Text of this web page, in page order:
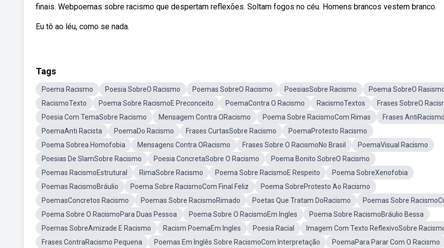
finais. Webpoemas sobre racismo que despertam reflexões. Soltam fogos no céu. Homens brancos vestem branco.
Eu tô ao léu, como se nada.
Tags
Poema Racismo Poesia SobreO Racismo Poemas SobreO Racismo PoesiasSobre Racismo
Poema SobreO
RacismoTexto
Poema Sobre RacismoE Preconceito PoemaContra O Racismo RacismoTextos
Frases SobreO
Poesia Com TemaSobre Racismo
Mensagem Contra ORacismo Poema Sobre RacismoCom Rimas
Frases AntiRacismo
PoemaAnti Racista
PoemaDo Racismo Frases CurtasSobre Racismo
PoemaProtesto Racismo
Poema Sobrea Homofobia
Mensagens Contra ORacismo Frases Sobre O RacismoNo Brasil
PoemaVisual Racismo
Poesias De SlamSobre Racismo
Poesia ConcretaSobre O Racismo
Poema Bonito SobreO Racismo
Poemas RacismoEstrutural
RimaSobre Racismo Poema Sobre RacismoE Respeito
Poema SobreXenofobia
Poemas RacismoBráulio
Poema Sobre RacismoCom Final Feliz
Poema SobreProtesto Ao Racismo
PoemasConcretos Racismo
Poemas Sobre RacismoRimado Poetas Que Tratam DoRacismo
Poemas Sobre
Poema Sobre O RacismoPara Duas Pessoa
Poema Sobre O RacismoEm Ingles
Poema Sobre RacismoBráulio Bessa
Poemas SobreAmizade E Racismo
Racism PoemaEm Ingles Poesia Racial
Imagem Com Texto ReflexivoSobre
Frases ContraRacismo Pequena
Poemas Em Inglês Sobre RacismoCom Interpretação
PoemaPara Parar Com O Racismo